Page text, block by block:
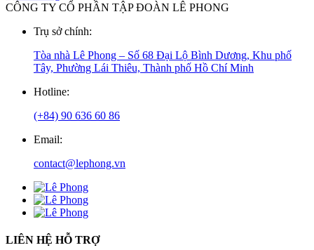
CÔNG TY CỔ PHẦN TẬP ĐOÀN LÊ PHONG
Trụ sở chính:
Tòa nhà Lê Phong – Số 68 Đại Lộ Bình Dương, Khu phố
Tây, Phường Lái Thiêu, Thành phố Hồ Chí Minh
Hotline:
(+84) 90 636 60 86
Email:
contact@lephong.vn
LIÊN HỆ HỖ TRỢ